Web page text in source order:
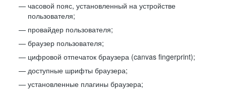
часовой пояс, установленный на устройстве
пользователя;
провайдер пользователя;
браузер пользователя;
цифровой отпечаток браузера (canvas fingerprint);
доступные шрифты браузера;
установленные плагины браузера;